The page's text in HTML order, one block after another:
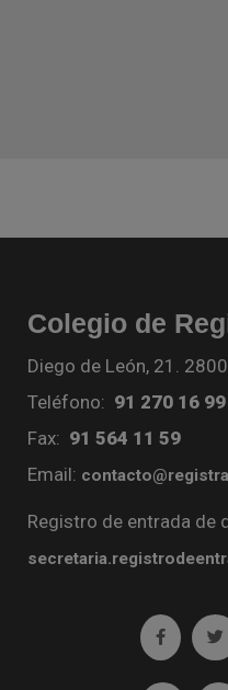
Colegio de
Diego de León, 21.
Teléfono: 91 270 16 99
Fax: 91 564 11 59
Email:
Registro de entrada de
Ir a